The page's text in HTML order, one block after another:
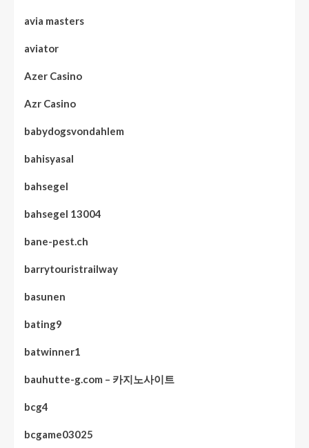
avia masters
aviator
Azer Casino
Azr Casino
babydogsvondahlem
bahisyasal
bahsegel
bahsegel 13004
bane-pest.ch
barrytouristrailway
basunen
bating9
batwinner1
bauhutte-g.com – 카지노사이트
bcg4
bcgame03025